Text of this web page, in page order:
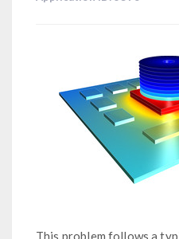
This problem follows a